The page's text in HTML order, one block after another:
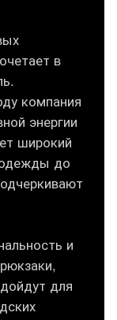
в
компания
энергии
широкий
до
и
для